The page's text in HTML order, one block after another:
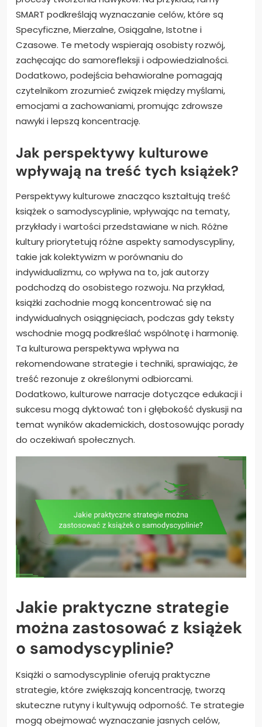
SMART podkreślają wyznaczanie celów, które są
Specyficzne, Mierzalne, Osiągalne, Istotne i
Czasowe. Te metody wspierają osobisty rozwój,
zachęcając do samorefleksji i odpowiedzialności.
Dodatkowo, podejścia behawioralne pomagają
czytelnikom zrozumieć związek między myślami,
emocjami a zachowaniami, promując zdrowsze
nawyki i lepszą koncentrację.
Jak perspektywy kulturowe
wpływają na treść tych książek?
Perspektywy kulturowe znacząco kształtują treść
książek o samodyscyplinie, wpływając na tematy,
przykłady i wartości przedstawiane w nich. Różne
kultury priorytetują różne aspekty samodyscypliny,
takie jak kolektywizm w porównaniu do
indywidualizmu, co wpływa na to, jak autorzy
podchodzą do osobistego rozwoju. Na przykład,
książki zachodnie mogą koncentrować się na
indywidualnych osiągnięciach, podczas gdy teksty
wschodnie mogą podkreślać wspólnotę i harmonię.
Ta kulturowa perspektywa wpływa na
rekomendowane strategie i techniki, sprawiając, że
treść rezonuje z określonymi odbiorcami.
Dodatkowo, kulturowe narracje dotyczące edukacji i
sukcesu mogą dyktować ton i głębokość dyskusji na
temat wyników akademickich, dostosowując porady
do oczekiwań społecznych.
Jakie praktyczne strategie
można zastosować z książek
o samodyscyplinie?
Książki o samodyscyplinie oferują praktyczne
strategie, które zwiększają koncentrację, tworzą
skuteczne rutyny i kultywują odporność. Te strategie
mogą obejmować wyznaczanie jasnych celów,